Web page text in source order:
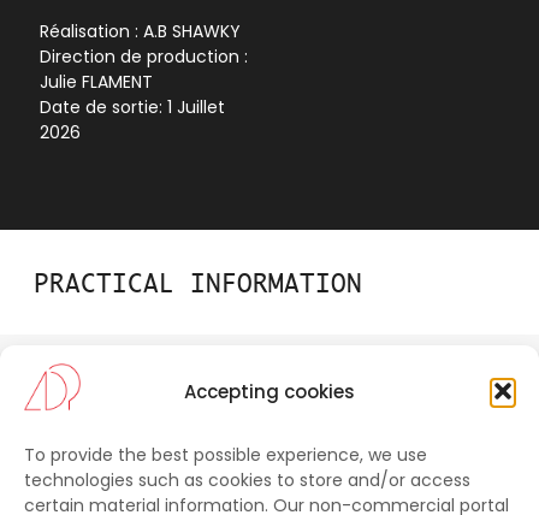
Accepting cookies
To provide the best possible experience, we use
technologies such as cookies to store and/or access
certain material information. Our non-commercial portal
Réalisation : A.B SHAWKY
Direction de production :
Julie FLAMENT
Date de sortie: 1 Juillet
2026
PRACTICAL INFORMATION
Tool kit